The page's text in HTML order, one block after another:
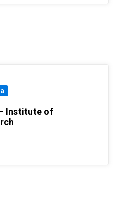
Institute of